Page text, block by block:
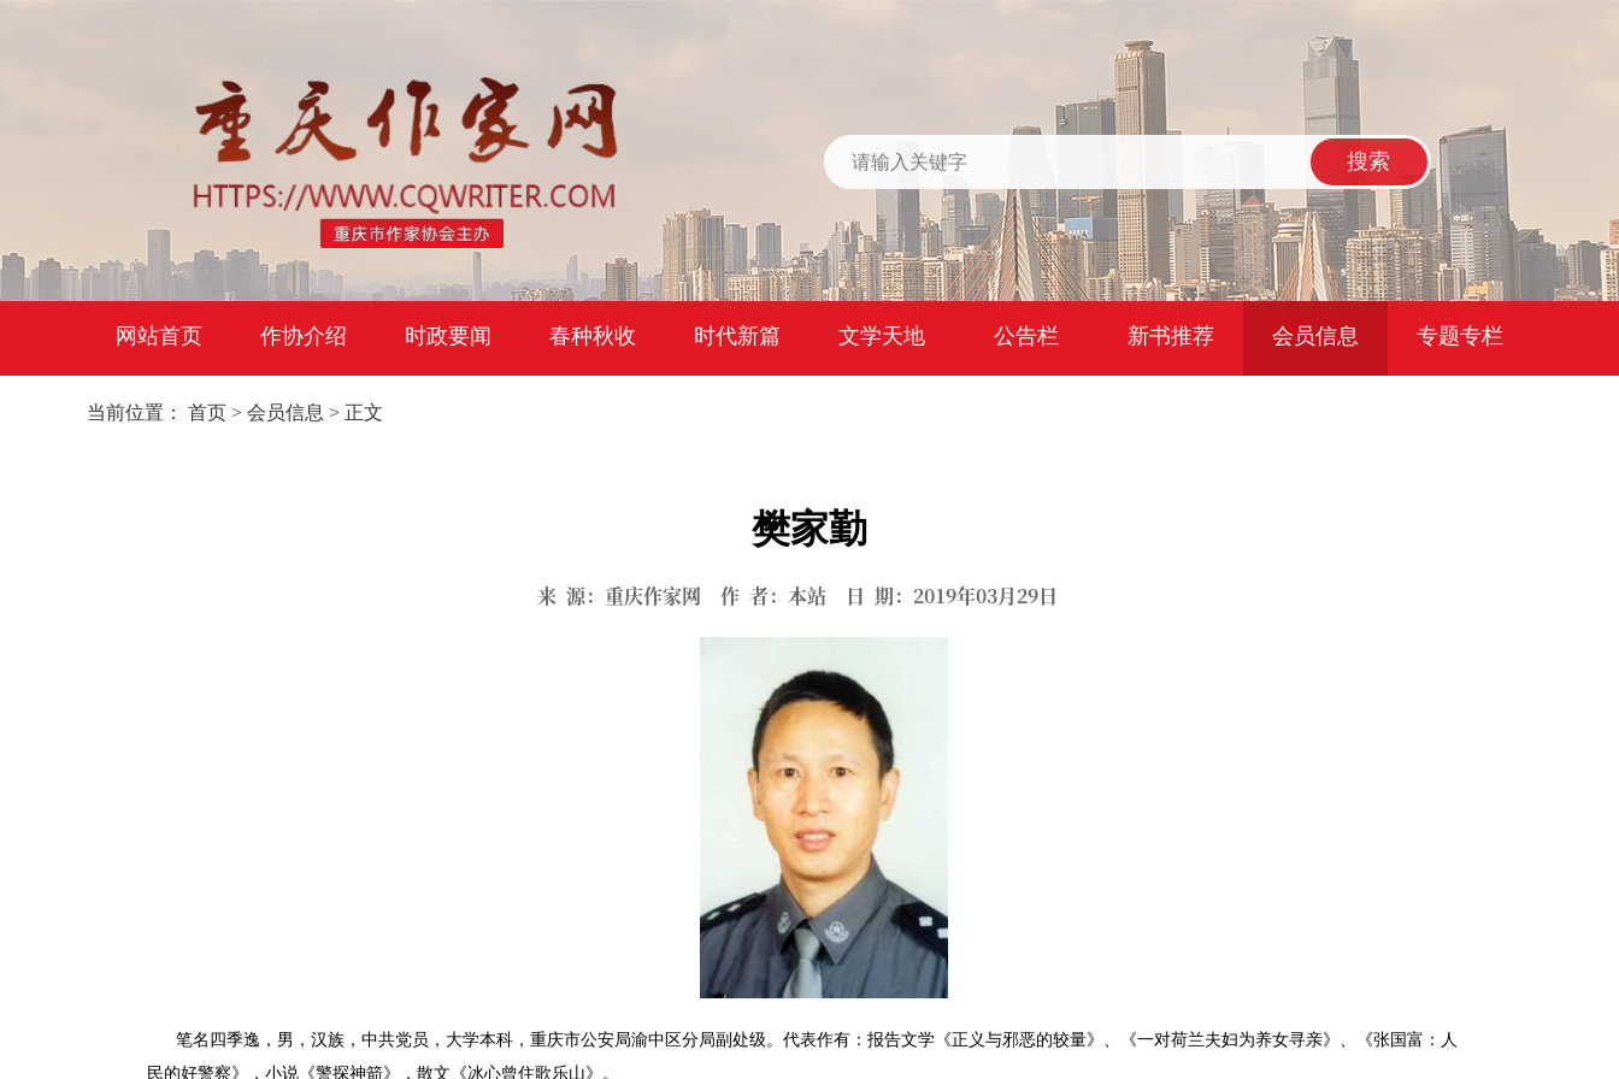
搜索
网站首页 作协介绍 时政要闻 春种秋收 时代新篇 文学天地 公告栏 新书推荐 会员信息 专题专栏
当前位置： 首页 > 会员信息 > 正文
樊家勤
来 源：重庆作家网 作 者：本站 日 期：2019年03月29日
笔名四季逸，男，汉族，中共党员，大学本科，重庆市公安局渝中区分局副处级。代表作有：报告文学《正义与邪恶的较量》、《一对荷兰夫妇为养女寻亲》、《张国富：人
民的好警察》，小说《警探神箭》，散文《冰心曾住歌乐山》。